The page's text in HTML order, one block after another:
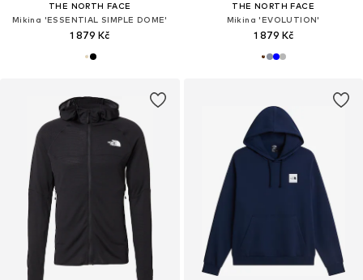
THE NORTH FACE
Mikina 'ESSENTIAL SIMPLE DOME'
1 879 Kč
THE NORTH FACE
Mikina 'EVOLUTION'
1 879 Kč